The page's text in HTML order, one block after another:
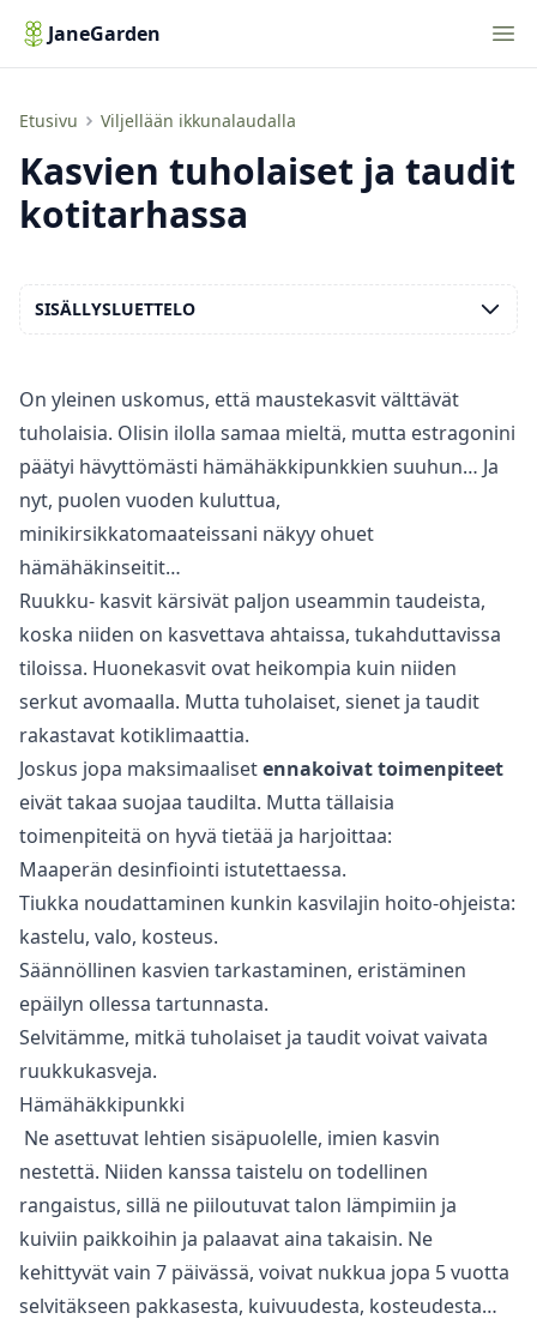
JaneGarden
Etusivu Viljellään ikkunalaudalla
Kasvien tuholaiset ja taudit kotitarhassa
Kasvien tuholaiset ja taudit
kotitarhassa
On yleinen uskomus, että maustekasvit välttävät
tuholaisia. Olisin ilolla samaa mieltä, mutta estragonini
päätyi hävyttömästi hämähäkkipunkkien suuhun… Ja
nyt, puolen vuoden kuluttua,
minikirsikkatomaateissani näkyy ohuet
hämähäkinseitit…
Ruukku- kasvit kärsivät paljon useammin taudeista,
koska niiden on kasvettava ahtaissa, tukahduttavissa
tiloissa. Huonekasvit ovat heikompia kuin niiden
serkut avomaalla. Mutta tuholaiset, sienet ja taudit
rakastavat kotiklimaattia.
Joskus jopa maksimaalisetennakoivat toimenpiteet
eivät takaa suojaa taudilta. Mutta tällaisia
toimenpiteitä on hyvä tietää ja harjoittaa:
Maaperän desinfiointi istutettaessa.
Tiukka noudattaminen kunkin kasvilajin hoito-ohjeista:
kastelu, valo, kosteus.
Säännöllinen kasvien tarkastaminen, eristäminen
epäilyn ollessa tartunnasta.
Selvitämme, mitkä tuholaiset ja taudit voivat vaivata
ruukkukasveja.
Hämähäkkipunkki
Ne asettuvat lehtien sisäpuolelle, imien kasvin
nestettä. Niiden kanssa taistelu on todellinen
rangaistus, sillä ne piiloutuvat talon lämpimiin ja
kuiviin paikkoihin ja palaavat aina takaisin. Ne
kehittyvät vain 7 päivässä, voivat nukkua jopa 5 vuotta
selvitäkseen pakkasesta, kuivuudesta, kosteudesta…
SISÄLLYSLUETTELO